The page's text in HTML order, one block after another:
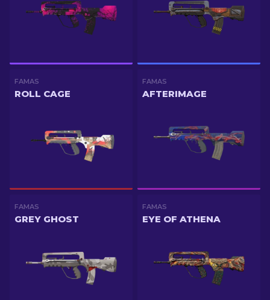
FAMAS
ROLL CAGE
FAMAS
AFTERIMAGE
FAMAS
GREY GHOST
FAMAS
EYE OF ATHENA